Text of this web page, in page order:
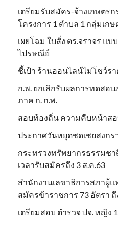
เตรียมรับสมัคร-จ้างเกษตรก
โครงการ 1 ตำบล 1 กลุ่มเก
เผยโฉม ใบสั่ง ตร.จราจร แ
ไปรษณีย์
ชี้เป้า ร้านออนไลน์ไม่โชว์ร
ก.พ. ยกเลิกรับผลการทดสอ
ภาค ก. ก.พ.
สอบท้องถิ่น ความคืบหน้าส
ประกาศวันหยุดชดเชยสงกร
กระทรวงทรัพยากรธรรมช
เวลารับสมัครถึง 3 ส.ค.63
สำนักงานเลขาธิการสภาผู้แ
สมัครข้าราชการ 73 อัตรา ถึ
เตรียมสอบ ตำรวจ ปจ. หญิง